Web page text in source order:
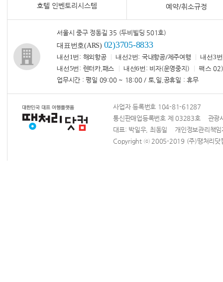
호텔 인벤토리시스템
예약/취소규정
서울시 중구 정동길 35 (두비빌딩 501호)
대표번호(ARS) 02)3705-8833
내선1번 : 해외항공 내선2번: 국내항공/제주여행 내선3번
내선5번 : 렌터카,패스 내선6번 : 비자(운영중지) 팩스
업무시간 : 평일 09:00 ~ 18:00 / 토,일,공휴일 : 휴무
사업자 등록번호 104-81-61287
통신판매업등록번호 제 03283호 관광
대표: 박일우, 최동일 개인정보관리책
Copyright ⓒ 2005-2019 (주)땡처리닷